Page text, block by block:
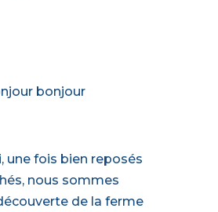
bonjour
une fois bien reposés
nous sommes
de la ferme